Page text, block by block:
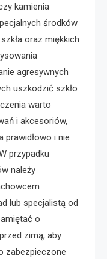
kamienia
środków
oraz miękkich
agresywnych
uszkodzić szkło
warto
i akcesoriów,
prawidłowo i nie
przypadku
należy
lub specjalistą od
o
zimą, aby
zabezpieczone